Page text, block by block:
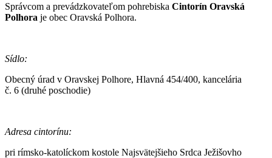
Správcom a prevádzkovateľom pohrebiska Cintorín Oravská
Polhora je obec Oravská Polhora.
Sídlo:
Obecný úrad v Oravskej Polhore, Hlavná 454/400, kancelária
č. 6 (druhé poschodie)
Adresa cintorínu:
pri rímsko-katolíckom kostole Najsvätejšieho Srdca Ježišovho